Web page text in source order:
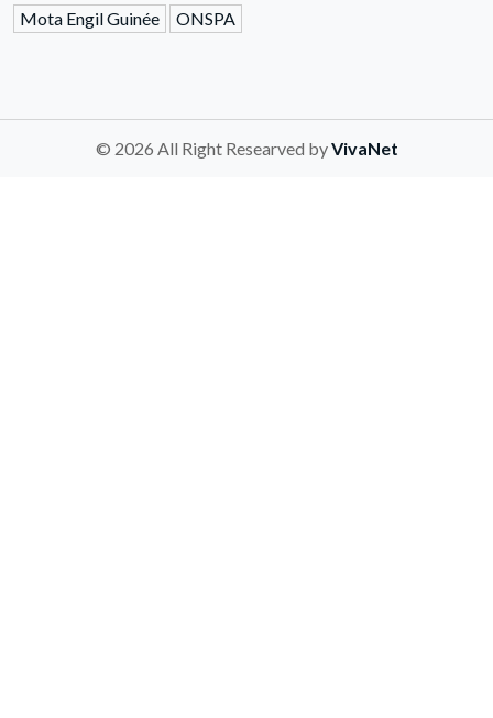
Mota Engil Guinée
ONSPA
© 2026 All Right Researved byVivaNet